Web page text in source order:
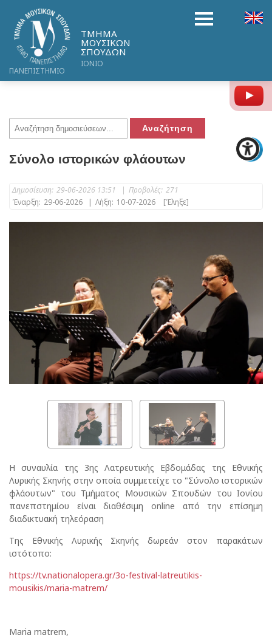
ΤΜΗΜΑ
ΜΟΥΣΙΚΩΝ
ΣΠΟΥΔΩΝ
ΙΟΝΙΟ
ΠΑΝΕΠΙΣΤΗΜΙΟ
Σύνολο ιστορικών φλάουτων
Δημοσίευση: 29-06-2026 13:51 | Προβολές: 271
Έναρξη: 29-06-2026 | Λήξη: 10-07-2026 [Έληξε]
Η συναυλία της 3ης Λατρευτικής Εβδομάδας της Εθνικής
Λυρικής Σκηνής στην οποία συμμετείχε το "Σύνολο ιστορικών
φλάουτων" του Τμήματος Μουσικών Σπουδών του Ιονίου
πανεπστημίου είναι διαθέσιμη online από την επίσημη
διαδικτυακή τηλεόραση
Της Εθνικής Λυρικής Σκηνής δωρεάν στον παρακάτων
ιστότοπο:
https://tv.nationalopera.gr/3o-festival-latreutikis-
mousikis/maria-matrem/
Maria matrem,